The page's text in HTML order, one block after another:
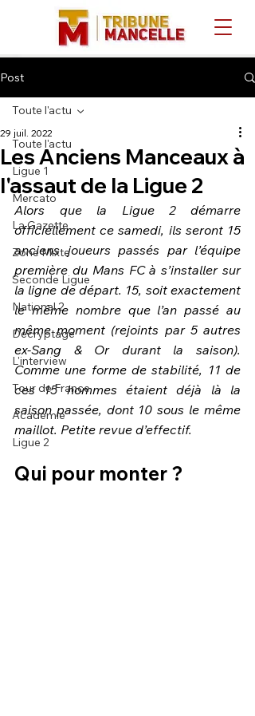
Post
Toute l'actu
Ligue 1
Mercato
La Gazette
Zone Mixte
Seconde Ligue
National 2
Décryptage
L'interview
Tour de France
Académie
Ligue 2
Toute l'actu
Les Anciens Manceaux à
l'assaut de la Ligue 2
29 juil. 2022
Alors que la Ligue 2 démarre
officiellement ce samedi, ils seront 15
anciens joueurs passés par l’équipe
première du Mans FC à s’installer sur
la ligne de départ. 15, soit exactement
le même nombre que l’an passé au
même moment (rejoints par 5 autres
ex-Sang & Or durant la saison).
Comme une forme de stabilité, 11 de
ces 15 hommes étaient déjà là la
saison passée, dont 10 sous le même
maillot. Petite revue d’effectif.
Qui pour monter ?